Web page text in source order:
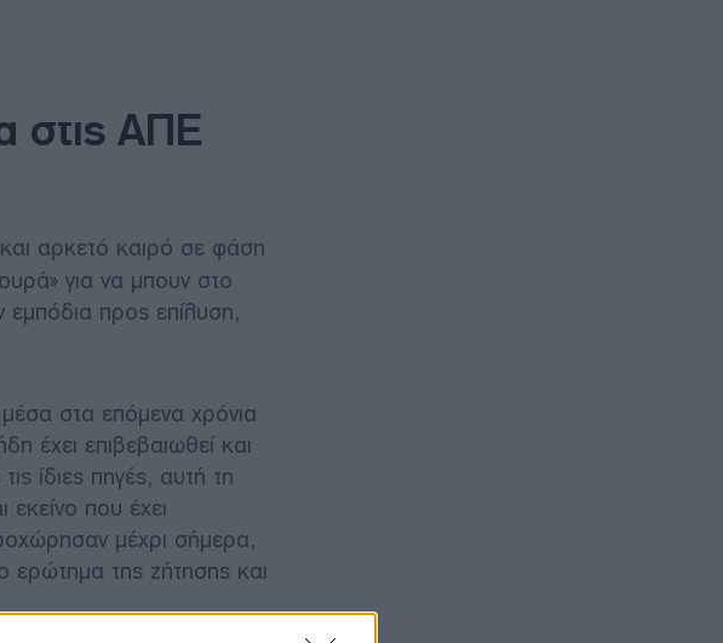
στις ΑΠΕ
αρκετό καιρό σε φάση
για να μπουν στο
εμπόδια προς επίλυση,
στα επόμενα χρόνια
έχει επιβεβαιωθεί και
ίδιες πηγές, αυτή τη
που έχει
μέχρι σήμερα,
ερώτημα της ζήτησης και